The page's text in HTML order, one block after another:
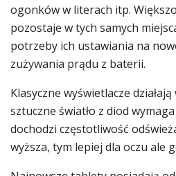
ogonków w literach itp.
pozostaje w tych samych
potrzeby ich ustawiania na
zużywania prądu z baterii.
Klasyczne wyświetlacze
sztuczne światło z diod
dochodzi częstotliwość
wyższa, tym lepiej dla oczu ale